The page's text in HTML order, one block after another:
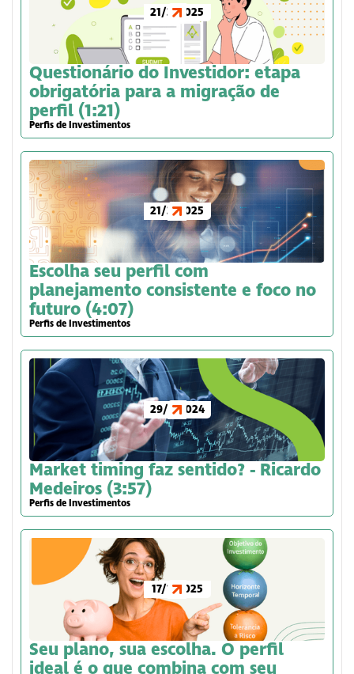
21/3/2025
Questionário do Investidor: etapa
obrigatória para a migração de
perfil (1:21)
Perfis de Investimentos
21/3/2025
Escolha seu perfil com
planejamento consistente e foco no
futuro (4:07)
Perfis de Investimentos
29/7/2024
Market timing faz sentido? - Ricardo
Medeiros (3:57)
Perfis de Investimentos
17/1/2025
Seu plano, sua escolha. O perfil
ideal é o que combina com seu